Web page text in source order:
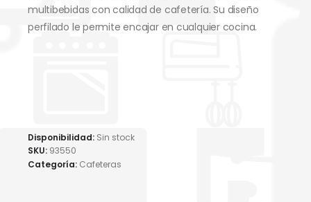
multibebidas con calidad de cafetería. Su diseño
perfilado le permite encajar en cualquier cocina.
Disponibilidad: Sin stock
SKU: 93550
Categoría: Cafeteras